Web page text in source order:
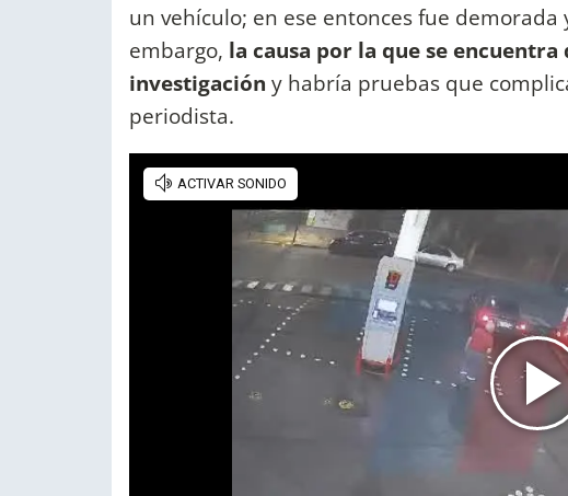
un vehículo; en ese entonces fue
embargo, la causa por la que se
investigación y habría pruebas que
periodista.